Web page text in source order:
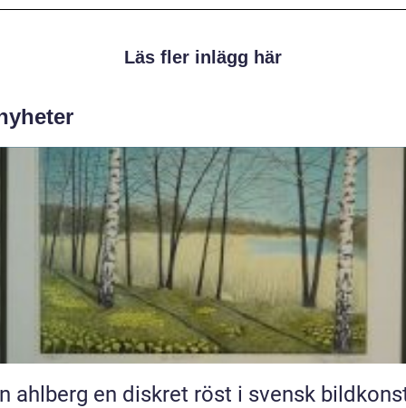
Läs fler inlägg här
Sten ahlberg en diskret röst i svensk